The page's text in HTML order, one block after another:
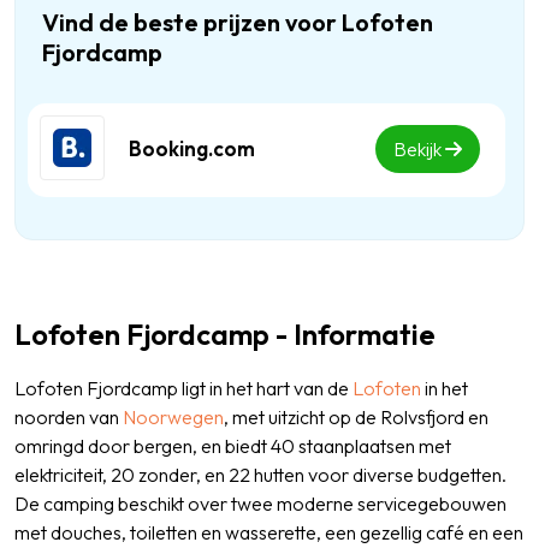
Vind de beste prijzen voor Lofoten
Fjordcamp
Booking.com Bekijk
Lofoten Fjordcamp - Informatie
Lofoten Fjordcamp ligt in het hart van de Lofoten in het
noorden van Noorwegen, met uitzicht op de Rolvsfjord en
omringd door bergen, en biedt 40 staanplaatsen met
elektriciteit, 20 zonder, en 22 hutten voor diverse budgetten.
De camping beschikt over twee moderne servicegebouwen
met douches, toiletten en wasserette, een gezellig café en een